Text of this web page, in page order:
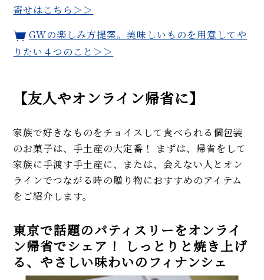
寄せはこちら＞＞
GWの楽しみ方提案。美味しいものを用意してや
りたい４つのこと＞＞
【友人やオンライン帰省に】
家族で好きなものをチョイスして食べられる個包装
のお菓子は、手土産の大定番！ まずは、帰省をして
家族に手渡す手土産に、または、会えない人とオン
ラインでつながる時の贈り物におすすめのアイテム
をご紹介します。
東京で話題のパティスリーをオンライ
ン帰省でシェア！ しっとりと焼き上げ
る、やさしい味わいのフィナンシェ